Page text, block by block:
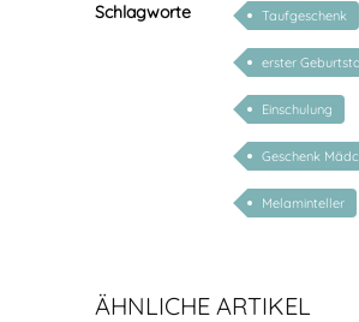
Schlagworte Taufgeschenk
erster
Einschulung
Geschenk
Melaminteller
ÄHNLICHE ARTIKEL